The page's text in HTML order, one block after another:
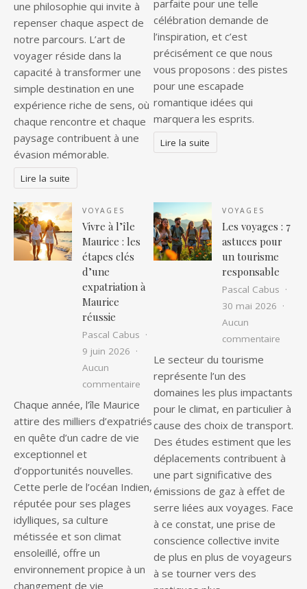
une philosophie qui invite à
repenser chaque aspect de
notre parcours. L’art de
voyager réside dans la
capacité à transformer une
simple destination en une
expérience riche de sens, où
chaque rencontre et chaque
paysage contribuent à une
évasion mémorable.
Lire la suite
parfaite pour une telle
célébration demande de
l’inspiration, et c’est
précisément ce que nous
vous proposons : des pistes
pour une escapade
romantique idées qui
marquera les esprits.
Lire la suite
VOYAGES
Vivre à l’île
Maurice : les
étapes clés
d’une
expatriation à
Maurice
réussie
Pascal Cabus
9 juin 2026
Aucun
commentaire sur Vivre à l’île Maurice : les étapes
Chaque année, l’île Maurice
attire des milliers d’expatriés
en quête d’un cadre de vie
exceptionnel et
d’opportunités nouvelles.
Cette perle de l’océan Indien,
réputée pour ses plages
idylliques, sa culture
métissée et son climat
ensoleillé, offre un
environnement propice à un
changement de vie
VOYAGES
Les voyages : 7
astuces pour
un tourisme
responsable
Pascal Cabus
30 mai 2026
Aucun
commentaire
Le secteur du tourisme
représente l’un des
domaines les plus impactants
pour le climat, en particulier à
cause des choix de transport.
Des études estiment que les
déplacements contribuent à
une part significative des
émissions de gaz à effet de
serre liées aux voyages. Face
à ce constat, une prise de
conscience collective invite
de plus en plus de voyageurs
à se tourner vers des